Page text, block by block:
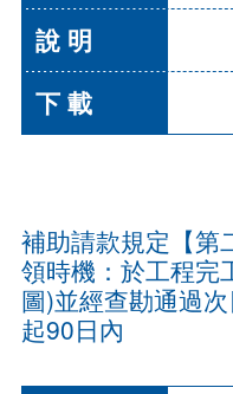
補助請款規定【第
領時機：於工程完
圖)並經查勘通過
起90日內